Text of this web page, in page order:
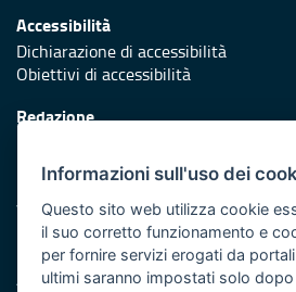
Accessibilità
Dichiarazione di accessibilità
Obiettivi di accessibilità
Redazione
Protezione civile
Vai al sito di Protezione Civile Puglia
Iniziativa finanziata con risorse del
Asse XI
Informazioni sull'uso dei
Questo sito web utilizza cookie
il suo corretto funzionamento e
per fornire servizi erogati da
ultimi saranno impostati solo